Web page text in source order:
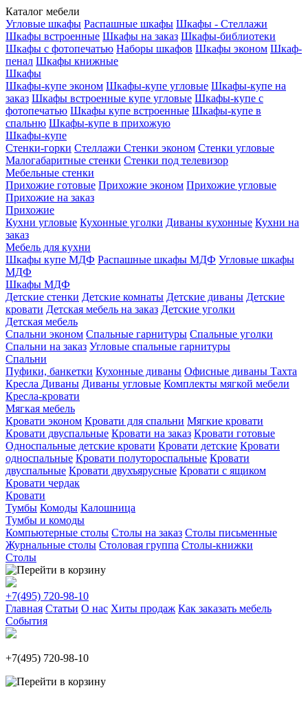
Каталог мебели
Угловые шкафы Распашные шкафы Шкафы - Стеллажи
Шкафы встроенные Шкафы на заказ Шкафы-библиотеки
Шкафы с фотопечатью Наборы шкафов Шкафы эконом Шкаф-
пенал Шкафы книжные
Шкафы
Шкафы-купе эконом Шкафы-купе угловые Шкафы-купе на
заказ Шкафы встроенные купе угловые Шкафы-купе с
фотопечатью Шкафы купе встроенные Шкафы-купе в
спальню Шкафы-купе в прихожую
Шкафы-купе
Стенки-горки Стеллажи Стенки эконом Стенки угловые
Малогабаритные стенки Стенки под телевизор
Мебельные стенки
Прихожие готовые Прихожие эконом Прихожие угловые
Прихожие на заказ
Прихожие
Кухни угловые Кухонные уголки Диваны кухонные Кухни на
заказ
Мебель для кухни
Шкафы купе МДФ Распашные шкафы МДФ Угловые шкафы
МДФ
Шкафы МДФ
Детские стенки Детские комнаты Детские диваны Детские
кровати Детская мебель на заказ Детские уголки
Детская мебель
Спальни эконом Спальные гарнитуры Спальные уголки
Спальни на заказ Угловые спальные гарнитуры
Спальни
Пуфики, банкетки Кухонные диваны Офисные диваны Тахта
Кресла Диваны Диваны угловые Комплекты мягкой мебели
Кресла-кровати
Мягкая мебель
Кровати эконом Кровати для спальни Мягкие кровати
Кровати двуспальные Кровати на заказ Кровати готовые
Односпальные детские кровати Кровати детские Кровати
односпальные Кровати полутороспальные Кровати
двуспальные Кровати двухъярусные Кровати с ящиком
Кровати чердак
Кровати
Тумбы Комоды Калошница
Тумбы и комоды
Компьютерные столы Столы на заказ Столы письменные
Журнальные столы Столовая группа Столы-книжки
Столы
+7(495) 720-98-10
Главная Статьи О нас Хиты продаж Как заказать мебель
События
+7(495) 720-98-10